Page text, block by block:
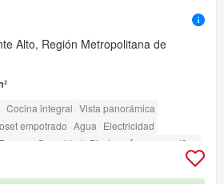
Alto, Región Metropolitana de
Cocina integral Vista panorámica
empotrado Agua Electricidad
Seguridad Piscina
Área para niños